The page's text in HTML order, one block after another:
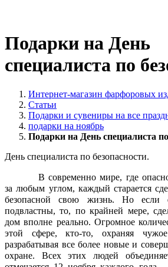
Подарки на День
специалиста по
Интернет-магазин фарфоровых
Статьи
Подарки и сувениры на все
подарки на ноябрь
Подарки на День специалиста
День специалиста по безопасности.
В современно мире, где
за любым углом, каждый старается
безопасной свою жизнь. Но если
подвластны, то, по крайней мере,
дом вполне реально. Огромное
этой сфере, кто-то, охраняя
разрабатывая все более новые и
охране. Всех этих людей